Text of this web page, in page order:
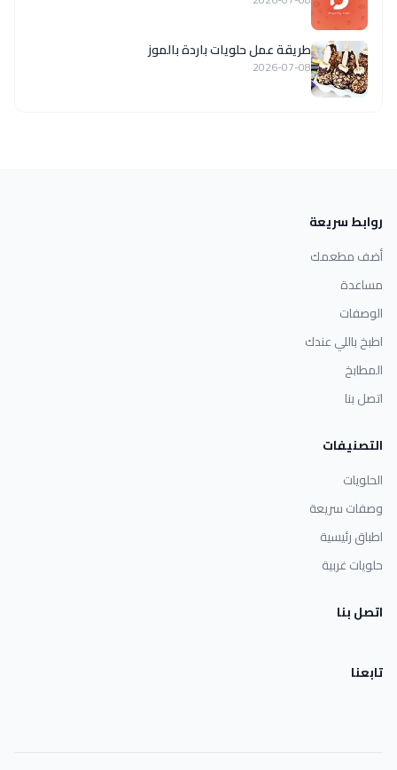
طريقة عمل حلويات باردة بالموز
2026-07-08
روابط سريعة
أضف مطعمك
مساعدة
الوصفات
اطبخ باللي عندك
المطابخ
اتصل بنا
التصنيفات
الحلويات
وصفات سريعة
اطباق رئيسية
حلويات غربية
اتصل بنا
تابعنا